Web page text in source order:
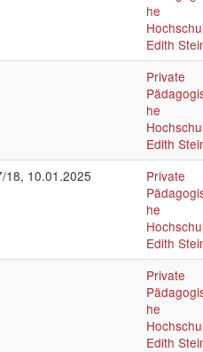
he
Edith
Private
he
Edith
18, 10.01.2025
Private
he
Edith
Private
he
Edith